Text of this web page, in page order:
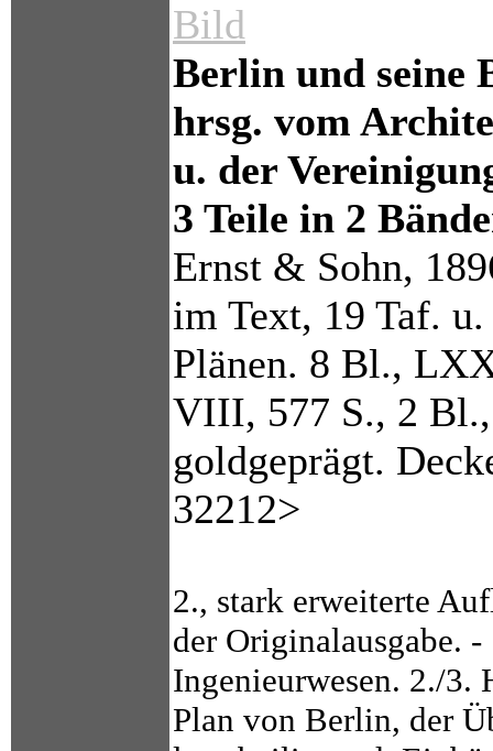
Bild
Berlin und seine
hrsg. vom
u. der
3 Teile in 2
Ernst & Sohn,
im Text, 19 Taf.
Plänen. 8 Bl.,
VIII, 577 S., 2
goldgeprägt.
32212>
2., stark erweiterte
der Originalausgabe.
Ingenieurwesen. 2./3.
Plan von Berlin, der